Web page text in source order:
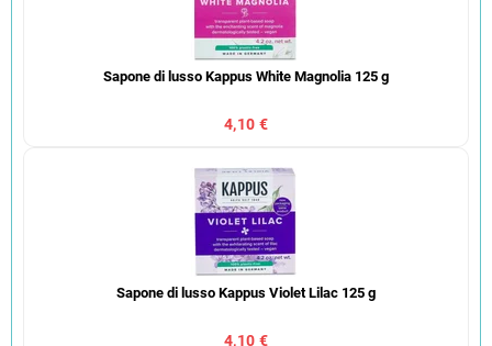
Sapone di lusso Kappus White Magnolia 125 g
4,10 €
Sapone di lusso Kappus Violet Lilac 125 g
4,10 €